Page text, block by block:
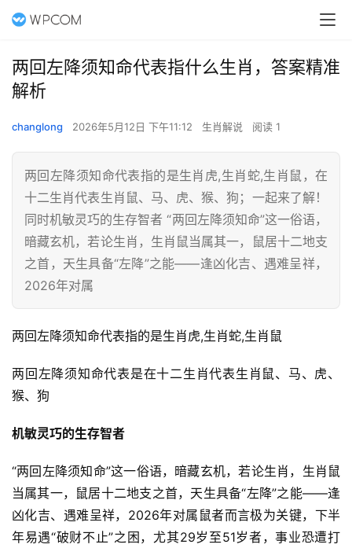
两回左降须知命代表指什么生肖，答案精准
解析
changlong 2026年5月12日 下午11:12 生肖解说 阅读 1
两回左降须知命代表指的是生肖虎,生肖蛇,生肖鼠，在
十二生肖代表生肖鼠、马、虎、猴、狗；一起来了解！
同时机敏灵巧的生存智者 “两回左降须知命”这一俗语，
暗藏玄机，若论生肖，生肖鼠当属其一，鼠居十二地支
之首，天生具备“左降”之能——逢凶化吉、遇难呈祥，
2026年对属
两回左降须知命代表指的是生肖虎,生肖蛇,生肖鼠
两回左降须知命代表是在十二生肖代表生肖鼠、马、虎、
猴、狗
机敏灵巧的生存智者
“两回左降须知命”这一俗语，暗藏玄机，若论生肖，生肖鼠
当属其一，鼠居十二地支之首，天生具备“左降”之能——逢
凶化吉、遇难呈祥，2026年对属鼠者而言极为关键，下半
年易遇“破财不止”之困，尤其29岁至51岁者，事业恐遭打